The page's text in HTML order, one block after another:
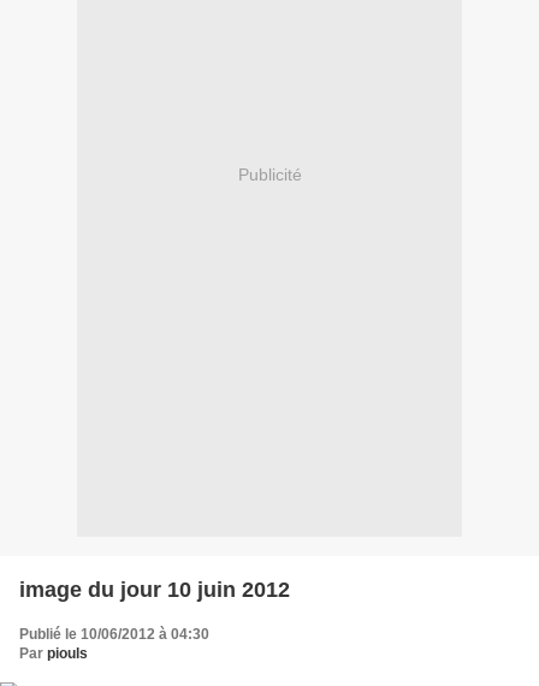
Publicité
image du jour 10 juin 2012
Publié le 10/06/2012 à 04:30
Par piouls